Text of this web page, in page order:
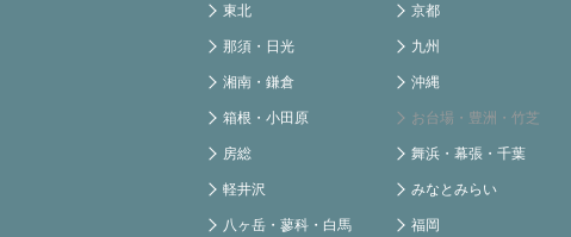
東北
那須・日光
湘南・鎌倉
箱根・小田原
房総
軽井沢
八ヶ岳・蓼科・白馬
京都
九州
沖縄
お台場・豊洲・竹芝
舞浜・幕張・千葉
みなとみらい
福岡